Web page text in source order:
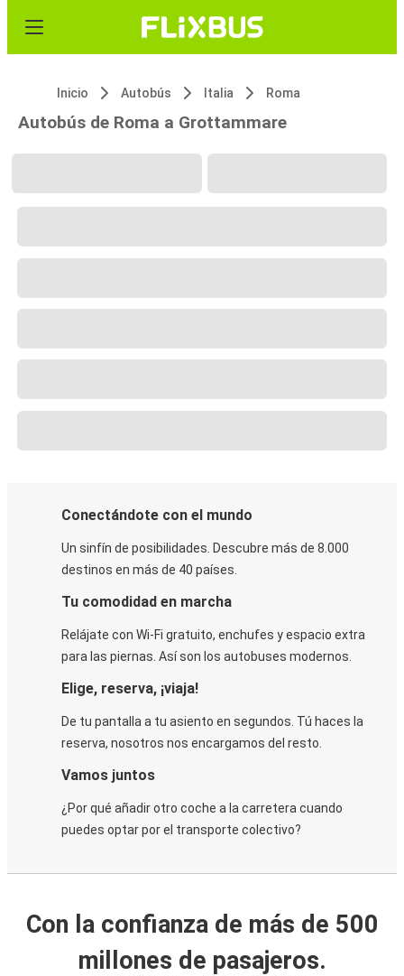
Inicio Autobús Italia Roma
Autobús de Roma a Grottammare
Conectándote con el mundo
Un sinfín de posibilidades. Descubre más de 8.000
destinos en más de 40 países.
Tu comodidad en marcha
Relájate con Wi-Fi gratuito, enchufes y espacio extra
para las piernas. Así son los autobuses modernos.
Elige, reserva, ¡viaja!
De tu pantalla a tu asiento en segundos. Tú haces la
reserva, nosotros nos encargamos del resto.
Vamos juntos
¿Por qué añadir otro coche a la carretera cuando
puedes optar por el transporte colectivo?
Con la confianza de más de 500
millones de pasajeros.